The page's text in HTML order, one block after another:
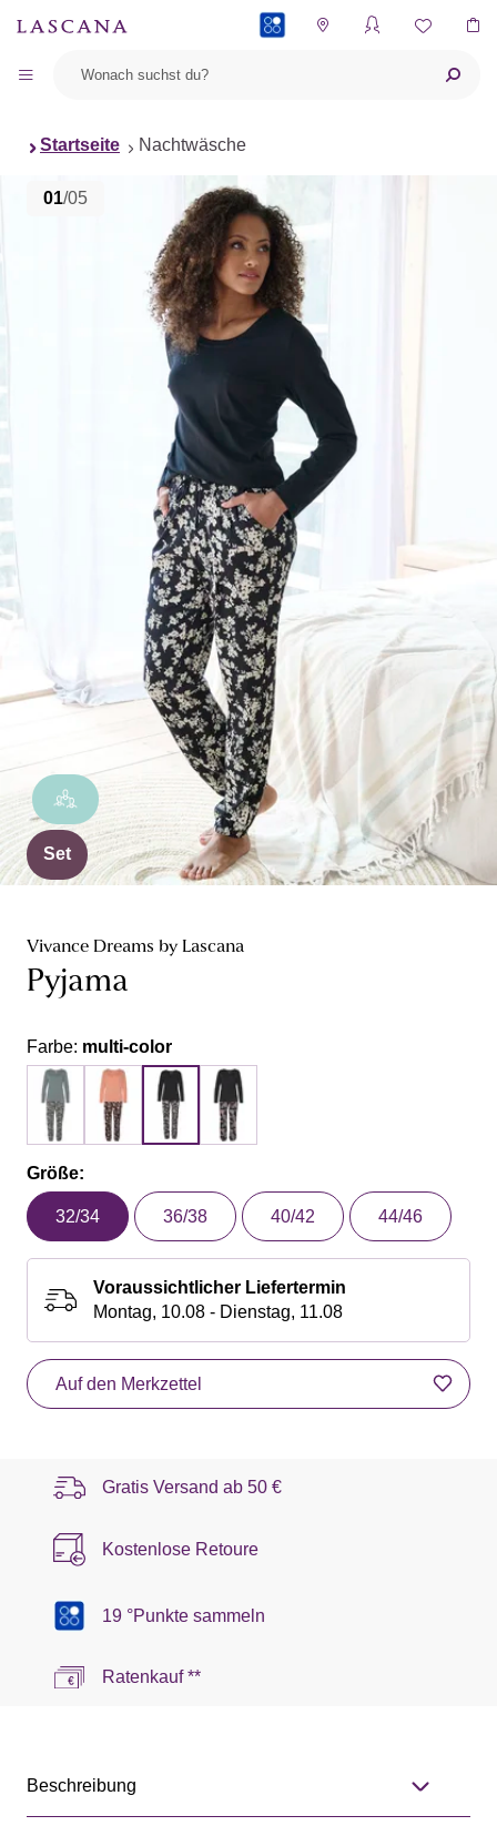
Startseite Nachtwäsche
01/05
Set
Vivance Dreams by Lascana
Pyjama
Farbe: multi-color
Größe:
32/34 36/38 40/42 44/46
Voraussichtlicher Liefertermin
Montag, 10.08 - Dienstag, 11.08
Auf den Merkzettel
Gratis Versand ab 50 €
Kostenlose Retoure
19 °Punkte sammeln
Ratenkauf **
Beschreibung